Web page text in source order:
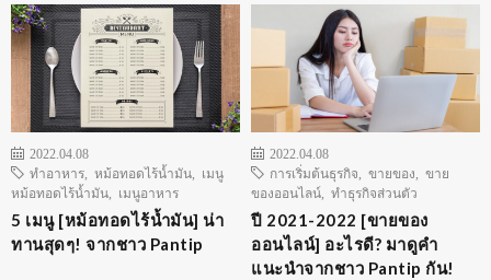
2022.04.08
ทำอาหาร
หม้อทอดไร้น้ำมัน
เมนู
หม้อทอดไร้น้ำมัน
เมนูอาหาร
5 เมนู [หม้อทอดไร้น้ำมัน] น่า
ทานสุดๆ! จากชาว Pantip
2022.04.08
การเริ่มต้นธุรกิจ
ขายของ
ขาย
ของออนไลน์
ทำธุรกิจส่วนตัว
ปี 2021-2022 [ขายของ
ออนไลน์] อะไรดี? มาดูคำ
แนะนำจากชาว Pantip กัน!